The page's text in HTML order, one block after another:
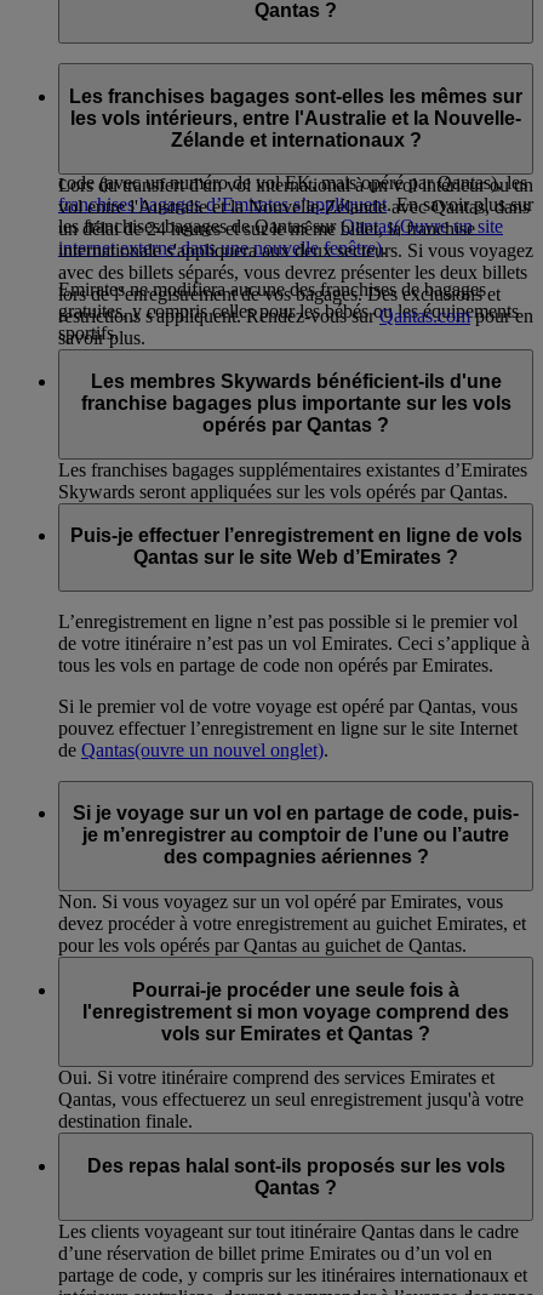
Qantas ?
les franchises bagages de Qantas s’appliquent. Cela comprend
les vols QF échangés à l'aide de vos Miles Skywards et les
vols intérieurs en correspondance en Australie et vers la
code (avec un numéro de vol EK, mais opéré par Qantas), les
franchises bagages d’Emirates s’appliquent. En savoir plus sur
les franchises bagages de Qantas surQantas(Ouvre un site
internet externe dans une nouvelle fenêtre).
Emirates ne modifiera aucune des franchises de bagages
gratuites, y compris celles pour les bébés ou les équipements
sportifs.
Les franchises bagages sont-elles les mêmes sur
les vols intérieurs, entre l'Australie et la Nouvelle-
Zélande et internationaux ?
Lors du transfert d'un vol international à un vol intérieur ou un
vol entre l'Australie et la Nouvelle-Zélande avec Qantas, dans
un délai de 24 heures et sur le même billet, la franchise
internationale s'appliquera aux deux secteurs. Si vous voyagez
avec des billets séparés, vous devrez présenter les deux billets
lors de l’enregistrement de vos bagages. Des exclusions et
restrictions s'appliquent. Rendez-vous surQantas.compour en
savoir plus.
Les membres Skywards bénéficient-ils d'une
franchise bagages plus importante sur les vols
opérés par Qantas ?
Les franchises bagages supplémentaires existantes d’Emirates
Skywards seront appliquées sur les vols opérés par Qantas.
Puis-je effectuer l’enregistrement en ligne de vols
Qantas sur le site Web d’Emirates ?
L’enregistrement en ligne n’est pas possible si le premier vol
de votre itinéraire n’est pas un vol Emirates. Ceci s’applique à
tous les vols en partage de code non opérés par Emirates.
Si le premier vol de votre voyage est opéré par Qantas, vous
pouvez effectuer l’enregistrement en ligne sur le site Internet
de Qantas(ouvre un nouvel onglet).
Si je voyage sur un vol en partage de code, puis-
je m’enregistrer au comptoir de l’une ou l’autre
des compagnies aériennes ?
Non. Si vous voyagez sur un vol opéré par Emirates, vous
devez procéder à votre enregistrement au guichet Emirates, et
pour les vols opérés par Qantas au guichet de Qantas.
Pourrai-je procéder une seule fois à
l'enregistrement si mon voyage comprend des
vols sur Emirates et Qantas ?
Oui. Si votre itinéraire comprend des services Emirates et
Qantas, vous effectuerez un seul enregistrement jusqu'à votre
destination finale.
Des repas halal sont-ils proposés sur les vols
Qantas ?
Les clients voyageant sur tout itinéraire Qantas dans le cadre
d’une réservation de billet prime Emirates ou d’un vol en
partage de code, y compris sur les itinéraires internationaux et